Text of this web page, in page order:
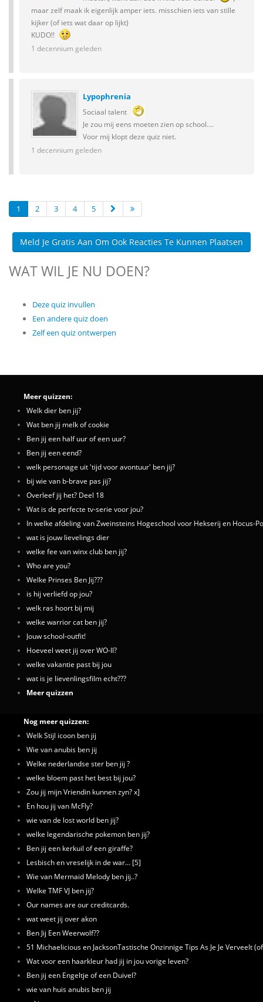
maar zelf maak ik eigenlijk amper iets. misschien iets van stille
kijker (of iets wat daar op lijkt)
KUDO!!
1 decennium geleden
Lypophrenia
Sociaal talent
Je zou mij eens moeten zien op school....
Voor mij klopt deze quiz niet.
1 decennium geleden
1 2 3 4 5
Meld Je Gratis Aan Om Ook Reacties Te Kunnen Plaatsen
WAT WIL JE NU DOEN?
Deze quiz invullen
Een andere quiz doen
Zelf een quiz ontwerpen
Meer quizzen:
Welk dier ben jij?
Wat ben jij melk of cookie
Ben jij een half uur of een uur?
Ben jij een eend?
welk personage uit 'tijd voor avontuur' ben jij?
bij wie van b-brave pas jij?
Overleef jij het? Deel 18
Wat is de perfecte tv-serie voor jou?
In welke afdeling van Zweinsteins Hogeschool voor Hekserij en Hocus-
wat is jouw lievelings dier
welke fee van winx club ben jij?
Who are you?
Welke Prinses Ben Jij???
is hij verliefd op jou?
welk ras hoort bij mij
welke warrior cat ben jij?
Jouw school-outfit!
Hoeveel weet jij over WO-II?
welke vakantie past bij jou
wat is je lievenlingsfilm echt???
Meer quizzen
Nog meer quizzen:
Welk Stijl icoon ben jij
Wie van anubis ben jij
Welke nederlandse ster ben jij ?
welke bloem past het best bij jou?
Zou jij mijn Vriendin kunnen zyn? x]
En hou jij van McFly?
wie van de lost world ben jij?
welke legendarische pokemon ben jij?
Ben jij een kerkuil of een giraffe?
Lesbisch en vreselijk in de war... [5]
Wie van Mermaid Melody ben jij..?
Welke TMF VJ ben jij?
Our names are our creditcards.
wat weet jij over akon
Ben Jij Een Weerwolf??
51 Michaelicious en JacksonTastische Onzinnige Tips As Je Je Verveelt
Wat voor een haarkleur had jij in jou vorige leven?
Ben jij een Engeltje of een Duivel?
wie van huis anubis ben jij